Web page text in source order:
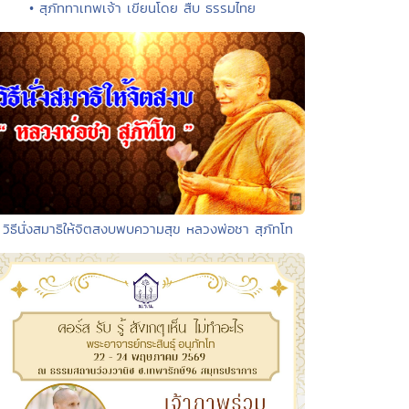
• สุภัททาเทพเจ้า เขียนโดย สืบ ธรรมไทย
วิธีนั่งสมาธิให้จิตสงบพบความสุข หลวงพ่อชา สุภัทโท